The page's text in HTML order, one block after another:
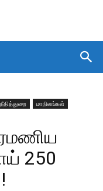
நீதித்துறை
மாநிலங்கள்
250